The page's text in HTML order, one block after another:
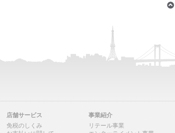
店舗サービス
免税のしくみ
事業紹介
リテール事業